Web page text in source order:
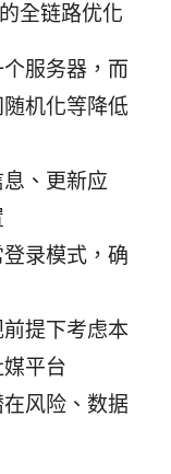
全链路优化
服务器，而
机化等降低
、更新应
录模式，确
提下考虑本
平台
风险、数据